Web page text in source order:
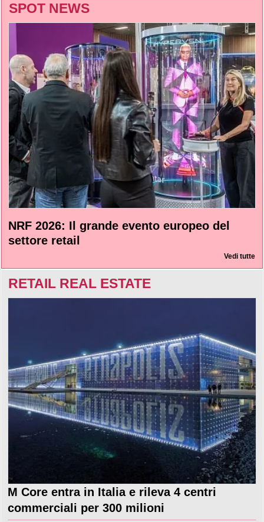
SPOT NEWS
NRF 2026: Il grande evento europeo del
settore retail
Vedi tutte
RETAIL REAL ESTATE
M Core entra in Italia e rileva 4 centri
commerciali per 300 milioni